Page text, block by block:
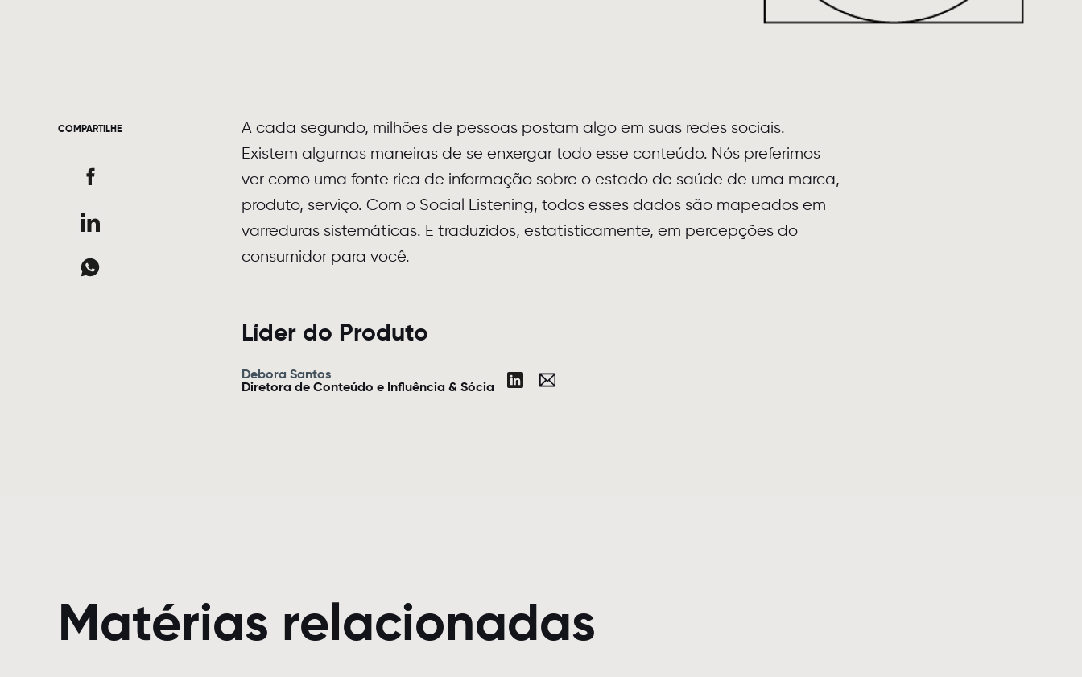
COMPARTILHE
A cada segundo, milhões de pessoas postam algo em suas redes sociais.
Existem algumas maneiras de se enxergar todo esse conteúdo. Nós preferimos
ver como uma fonte rica de informação sobre o estado de saúde de uma marca,
produto, serviço. Com o Social Listening, todos esses dados são mapeados em
varreduras sistemáticas. E traduzidos, estatisticamente, em percepções do
consumidor para você.
Líder do Produto
Debora Santos
Diretora de Conteúdo e Influência & Sócia
Matérias relacionadas